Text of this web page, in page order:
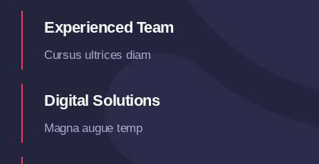
Experienced Team
Cursus ultrices diam
Digital Solutions
Magna augue temp